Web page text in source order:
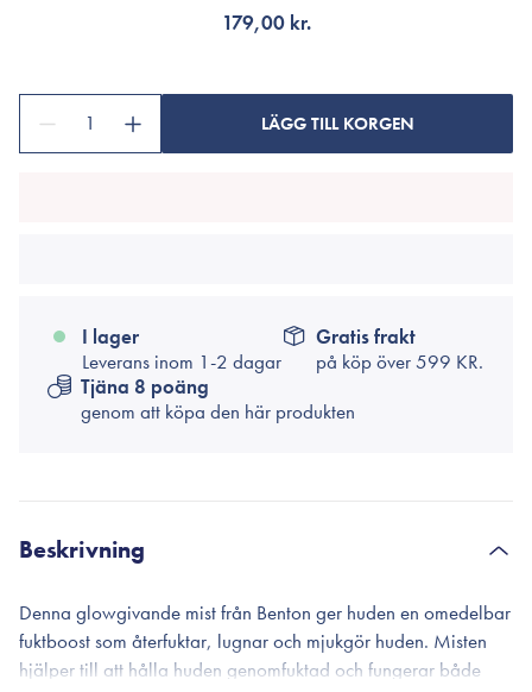
179,00 kr.
1 LÄGG TILL KORGEN
I lager
Leverans inom 1-2 dagar
Gratis frakt
på köp över599 KR.
Tjäna 8 poäng
genom att köpa den här produkten
Beskrivning
Denna glowgivande mist från Benton ger huden en omedelbar
fuktboost som återfuktar, lugnar och mjukgör huden. Misten
hjälper till att hålla huden genomfuktad och fungerar både